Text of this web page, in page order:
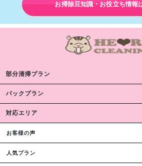
お掃除豆知識・お役立ち情報
部分清掃プラン
パックプラン
対応エリア
お客様の声
人気プラン